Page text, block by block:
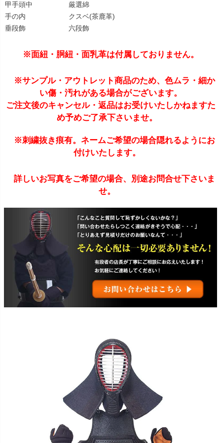
甲手頭中
厳選綿
手の内
クスベ(茶鹿革)
垂段飾
六段飾
※面紐・胴紐・面乳革は付属しておりません。
※サンプル・アウトレット商品のため、色ムラ・細か
い傷・汚れがある場合がございます。
ご注文後のキャンセル・返品はお受けいたしかねますた
め予めご了承下さいませ。
※刺繍抜き痕有。ネームご希望の場合隠れるようにお
付けいたします。
詳しいお写真をご希望の場合、別途お問合せ下さいま
せ。